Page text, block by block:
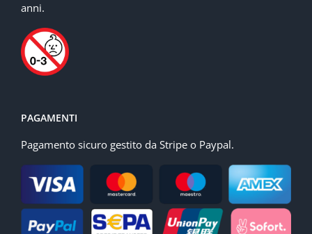
anni.
PAGAMENTI
Pagamento sicuro gestito da Stripe o Paypal.